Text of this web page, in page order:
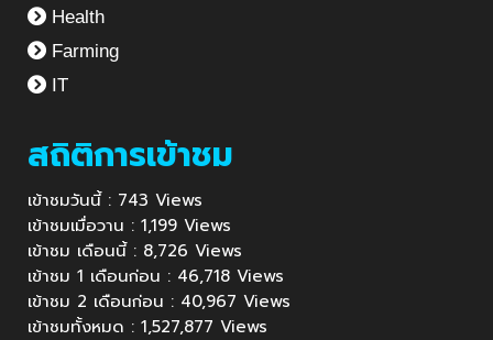
Health
Farming
IT
สถิติการเข้าชม
เข้าชมวันนี้ : 743 Views
เข้าชมเมื่อวาน : 1,199 Views
เข้าชม เดือนนี้ : 8,726 Views
เข้าชม 1 เดือนก่อน : 46,718 Views
เข้าชม 2 เดือนก่อน : 40,967 Views
เข้าชมทั้งหมด : 1,527,877 Views